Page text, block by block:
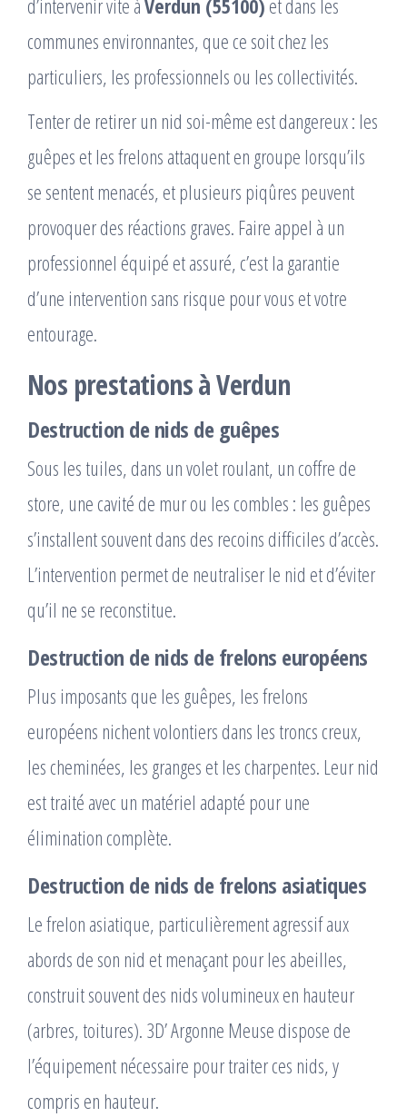
d’intervenir vite àVerdun (55100) et dans les
communes environnantes, que ce soit chez les
particuliers, les professionnels ou les collectivités.
Tenter de retirer un nid soi-même est dangereux : les
guêpes et les frelons attaquent en groupe lorsqu’ils
se sentent menacés, et plusieurs piqûres peuvent
provoquer des réactions graves. Faire appel à un
professionnel équipé et assuré, c’est la garantie
d’une intervention sans risque pour vous et votre
entourage.
Nos prestations à Verdun
Destruction de nids de guêpes
Sous les tuiles, dans un volet roulant, un coffre de
store, une cavité de mur ou les combles : les guêpes
s’installent souvent dans des recoins difficiles d’accès.
L’intervention permet de neutraliser le nid et d’éviter
qu’il ne se reconstitue.
Destruction de nids de frelons européens
Plus imposants que les guêpes, les frelons
européens nichent volontiers dans les troncs creux,
les cheminées, les granges et les charpentes. Leur nid
est traité avec un matériel adapté pour une
élimination complète.
Destruction de nids de frelons asiatiques
Le frelon asiatique, particulièrement agressif aux
abords de son nid et menaçant pour les abeilles,
construit souvent des nids volumineux en hauteur
(arbres, toitures). 3D’ Argonne Meuse dispose de
l’équipement nécessaire pour traiter ces nids, y
compris en hauteur.